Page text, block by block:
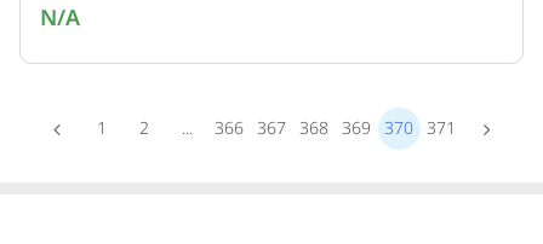
N/A
1 2 ... 366 367 368 369 370 371